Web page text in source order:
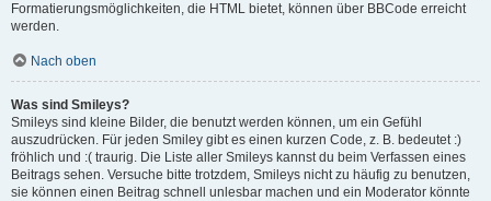
Formatierungsmöglichkeiten, die HTML bietet, können über BBCode erreicht
werden.
Nach oben
Was sind Smileys?
Smileys sind kleine Bilder, die benutzt werden können, um ein Gefühl
auszudrücken. Für jeden Smiley gibt es einen kurzen Code, z. B. bedeutet :)
fröhlich und :( traurig. Die Liste aller Smileys kannst du beim Verfassen eines
Beitrags sehen. Versuche bitte trotzdem, Smileys nicht zu häufig zu benutzen,
sie können einen Beitrag schnell unlesbar machen und ein Moderator könnte